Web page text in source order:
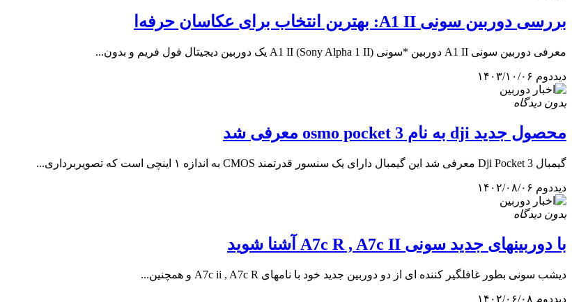
بررسی دوربین سونی A1 II: بهترین انتخاب برای عکاسان حرفه‌ا
معرفی دوربین سونی A1 II دوربین *سونی A1 II (Sony Alpha 1 II) یک دوربین دیجیتال فول فریم و بدون...
دیددوم ۱۴۰۳/۱۰/۰۶
بدون دیدگاه
محصول جدید dji به نام osmo pocket 3 معرفی شد
گیمبال Dji Pocket 3 معرفی شد این گیمبال دارای یک سنسور قدرتمند CMOS به اندازه ۱ اینچی است که تصویربرداری...
دیددوم ۱۴۰۲/۰۸/۰۶
بدون دیدگاه
با دوربینهای جدید سونی A7c R , A7c II آشنا شوید
دیشب سونی بطور غافلگیر کننده ای از دو دوربین جدید خود با نامهای A7c ii , A7c R و همچنین...
دیددوم ۱۴۰۲/۰۶/۰۸